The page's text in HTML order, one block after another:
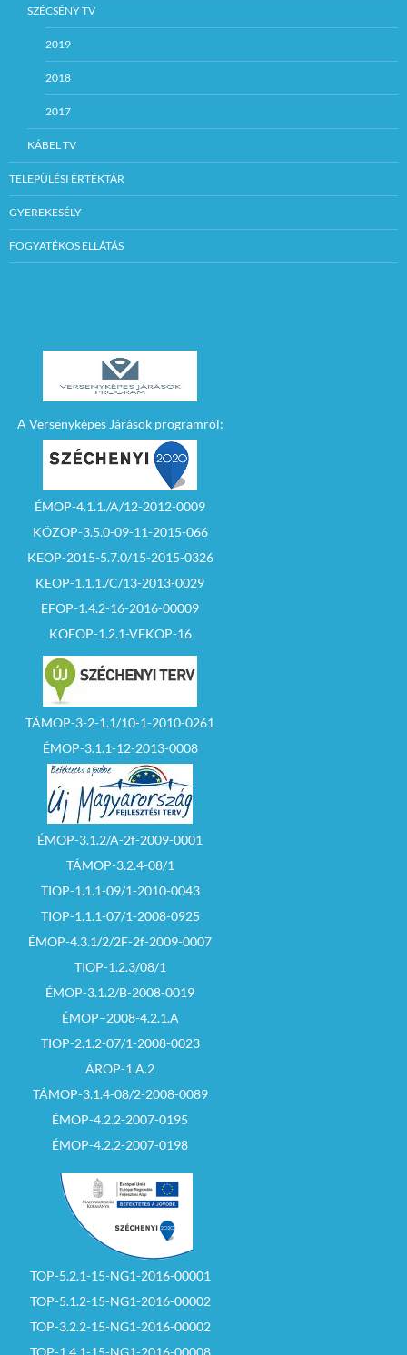
SZÉCSÉNY TV
2019
2018
2017
KÁBEL TV
TELEPÜLÉSI ÉRTÉKTÁR
GYEREKESÉLY
FOGYATÉKOS ELLÁTÁS
A Versenyképes Járások programról:
ÉMOP-4.1.1./A/12-2012-0009
KÖZOP-3.5.0-09-11-2015-066
KEOP-2015-5.7.0/15-2015-0326
KEOP-1.1.1./C/13-2013-0029
EFOP-1.4.2-16-2016-00009
KÖFOP-1.2.1-VEKOP-16
TÁMOP-3-2-1.1/10-1-2010-0261
ÉMOP-3.1.1-12-2013-0008
ÉMOP-3.1.2/A-2f-2009-0001
TÁMOP-3.2.4-08/1
TIOP-1.1.1-09/1-2010-0043
TIOP-1.1.1-07/1-2008-0925
ÉMOP-4.3.1/2/2F-2f-2009-0007
TIOP-1.2.3/08/1
ÉMOP-3.1.2/B-2008-0019
ÉMOP–2008-4.2.1.A
TIOP-2.1.2-07/1-2008-0023
ÁROP-1.A.2
TÁMOP-3.1.4-08/2-2008-0089
ÉMOP-4.2.2-2007-0195
ÉMOP-4.2.2-2007-0198
TOP-5.2.1-15-NG1-2016-00001
TOP-5.1.2-15-NG1-2016-00002
TOP-3.2.2-15-NG1-2016-00002